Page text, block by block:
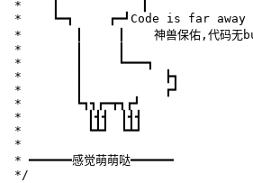
* 　　┃　　　　　　　┃
* 　　┗━┓　　　┏━┛Code is far
* 　　　　┃　　　┃    神兽保佑,代码无
* 　　　　┃　　　┃
* 　　　　┃　　　┗━━━┓
* 　　　　┃　　　　　　　┣┓
* 　　　　┃　　　　　　　┏┛
* 　　　　┗┓┓┏━┳┓┏┛
* 　　　　　┃┫┫　┃┫┫
* 　　　　　┗┻┛　┗┻┛
*
* ━━━━━━感觉萌萌哒━━━━━━
*/